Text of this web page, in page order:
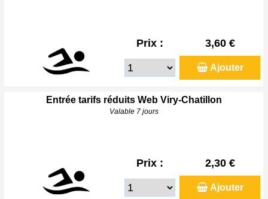
Prix : 3,60 €
Ajouter
Entrée tarifs réduits Web Viry-Chatillon
Valable 7 jours
Prix : 2,30 €
Ajouter